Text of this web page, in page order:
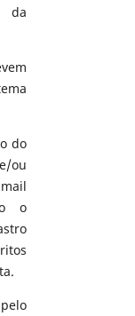
da
do
ou
o